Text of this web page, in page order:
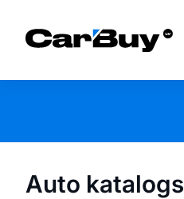
Auto katalogs